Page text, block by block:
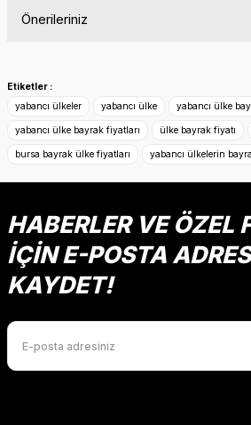
Önerileriniz
konularda yetersiz gördüğünüz noktaları
Görüş ve önerileriniz için teşekkür ederiz.
Ürün resmi kalitesiz, bozuk veya
Ürün açıklamasında eksik bilgiler
Ürün bilgilerinde hatalar bulunuyor.
Ürün fiyatı diğer sitelerden daha pahalı.
Bu ürüne benzer farklı alternatifler
Etiketler :
yabancı ülkeler
yabancı ülke yabancı ülke
yabancı ülke bayrak fiyatları ülke bayrak fiyatı
bursa bayrak ülke fiyatları yabancı ülkelerin
HABERLER VE ÖZEL
İÇİN E-POSTA
KAYDET!